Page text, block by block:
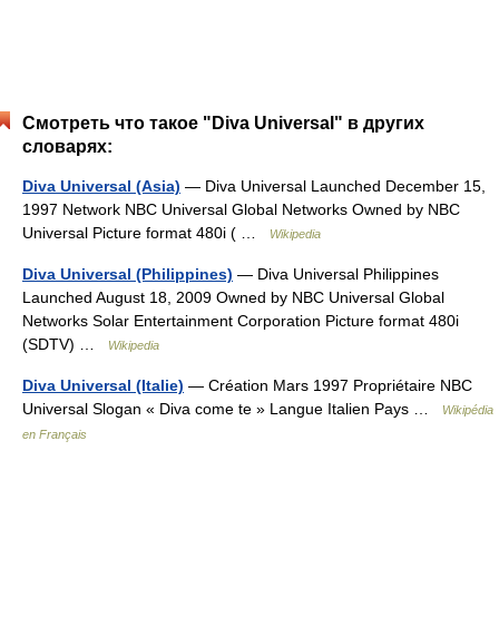
Смотреть что такое "Diva Universal" в других
словарях:
Diva Universal (Asia) — Diva Universal Launched December 15,
1997 Network NBC Universal Global Networks Owned by NBC
Universal Picture format 480i ( …
Wikipedia
Diva Universal (Philippines) — Diva Universal Philippines
Launched August 18, 2009 Owned by NBC Universal Global
Networks Solar Entertainment Corporation Picture format 480i
(SDTV) …
Wikipedia
Diva Universal (Italie) — Création Mars 1997 Propriétaire NBC
Universal Slogan « Diva come te » Langue Italien Pays …
Wikipédia
en Français